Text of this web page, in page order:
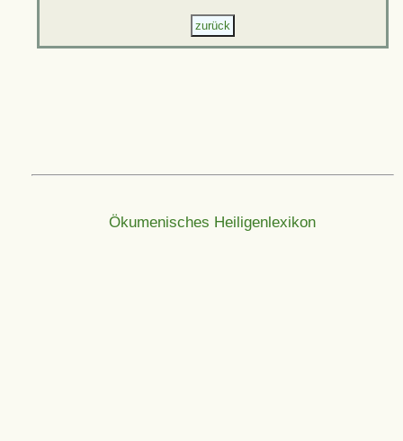
Ökumenisches Heiligenlexikon